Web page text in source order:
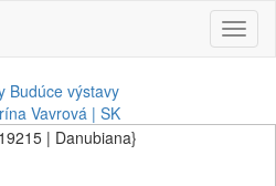
Budúce výstavy
Vavrová | SK